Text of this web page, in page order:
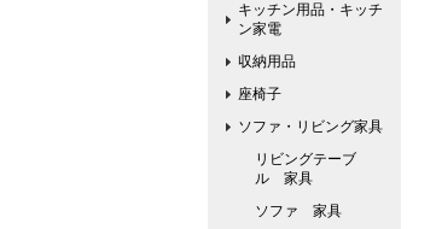
キッチン用品・キッチ
ン家電
収納用品
座椅子
ソファ・リビング家具
リビングテーブ
ル 家具
ソファ 家具